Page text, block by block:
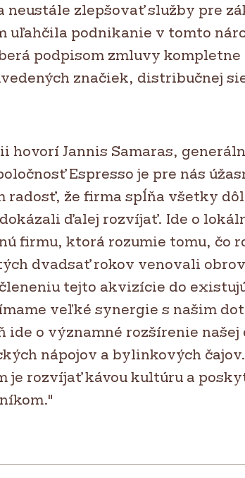
neustále zlepšovať služby pre
uľahčila podnikanie v tomto
podpisom zmluvy
značiek, distribučnej
hovorí Jannis Samaras,
Espresso je pre nás
radosť, že firma spĺňa všetky
ďalej rozvíjať. Ide o
firmu, ktorá rozumie tomu, čo
dvadsať rokov venovali
tejto akvizície do
veľké synergie s našim
ide o významné rozšírenie našej
nápojov a bylinkových
je rozvíjať kávou kultúru a